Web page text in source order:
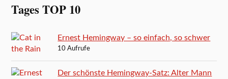
Tages TOP 10
Ernest Hemingway – so einfach, so schwer
10 Aufrufe
Der schönste Hemingway-Satz: Alter Mann